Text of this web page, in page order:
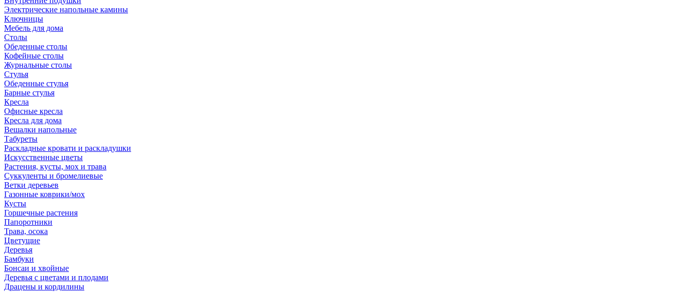
Электрические напольные камины
Ключницы
Мебель для дома
Столы
Обеденные столы
Кофейные столы
Журнальные столы
Стулья
Обеденные стулья
Барные стулья
Кресла
Офисные кресла
Кресла для дома
Вешалки напольные
Табуреты
Раскладные кровати и раскладушки
Искусственные цветы
Растения, кусты, мох и трава
Суккуленты и бромелиевые
Ветки деревьев
Газонные коврики/мох
Кусты
Горшечные растения
Папоротники
Трава, осока
Цветущие
Деревья
Бамбуки
Бонсаи и хвойные
Деревья с цветами и плодами
Драцены и кордилины